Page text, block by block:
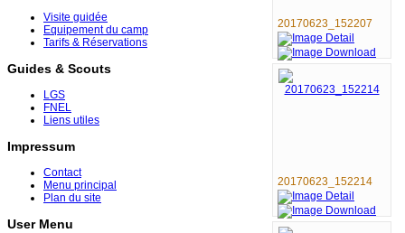
Visite guidée
Equipement du camp
Tarifs & Réservations
Guides & Scouts
LGS
FNEL
Liens utiles
Impressum
Contact
Menu principal
Plan du site
User Menu
20170623_152207
20170623_152214